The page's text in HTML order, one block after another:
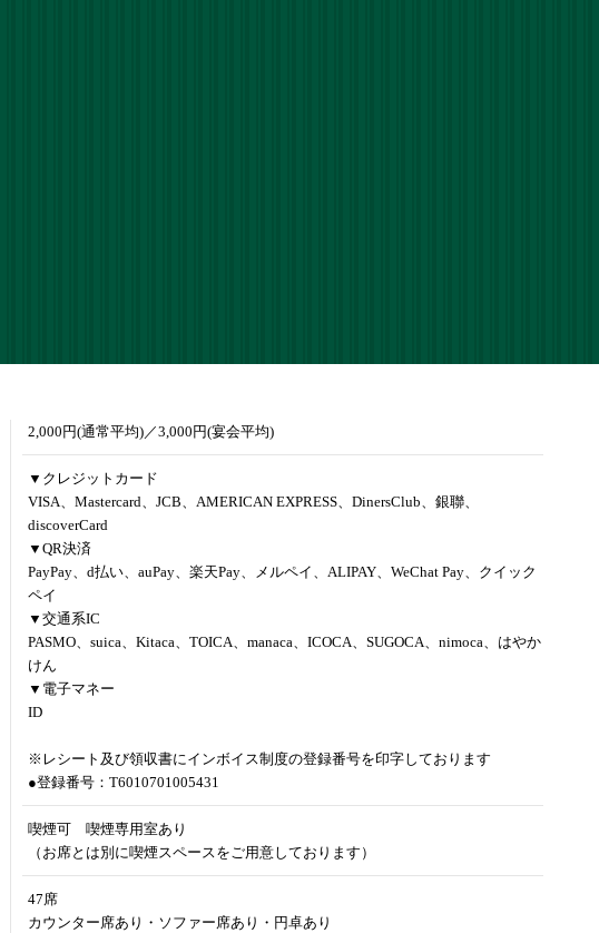
2,000円(通常平均)／3,000円(宴会平均)
▼クレジットカード
VISA、Mastercard、JCB、AMERICAN EXPRESS、DinersClub、銀聯、
discoverCard
▼QR決済
PayPay、d払い、auPay、楽天Pay、メルペイ、ALIPAY、WeChat Pay、クイック
ペイ
▼交通系IC
PASMO、suica、Kitaca、TOICA、manaca、ICOCA、SUGOCA、nimoca、はやか
けん
▼電子マネー
ID
※レシート及び領収書にインボイス制度の登録番号を印字しております
●登録番号：T6010701005431
喫煙可 喫煙専用室あり
（お席とは別に喫煙スペースをご用意しております）
47席
カウンター席あり・ソファー席あり・円卓あり